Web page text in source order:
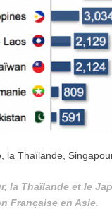
la Thaïlande,
la Thaïlande et le
Française en Asie.